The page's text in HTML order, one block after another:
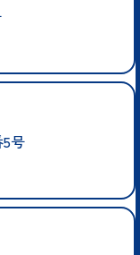
号